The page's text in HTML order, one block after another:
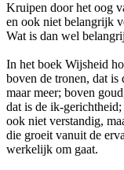
Kruipen door het oog
en ook niet belangrijk
Wat is dan wel
In het boek Wijsheid
boven de tronen, dat is
maar meer; boven
dat is de ik-
ook niet verstandig,
die groeit vanuit de
werkelijk om gaat.